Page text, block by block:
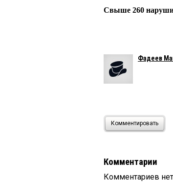
Свыше 260
Фадеев
Комментировать
Комментарии
Комментариев